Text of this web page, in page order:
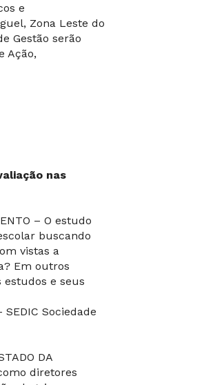
e
Zona Leste do
Gestão serão
Ação,
nas
– O estudo
buscando
vistas a
Em outros
e seus
SEDIC Sociedade
DA
diretores